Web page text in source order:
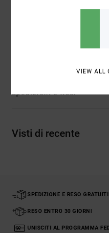
maniche corte
Spedizioni e Resi
Visti di recente
SPEDIZIONE E RESO
RESO ENTRO 30 GIORNI
UNISCITI AL PROGRAMMA
VIEW ALL